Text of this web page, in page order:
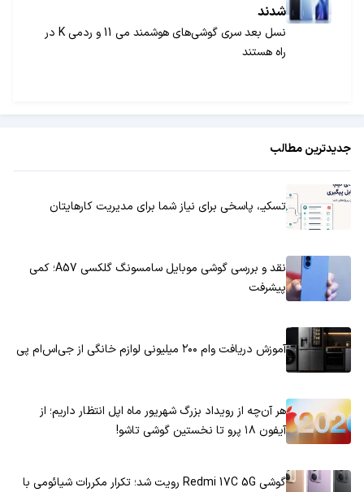
شدند
نسل بعد سری گوشی‌های هوشمند می 11 و ردمی K در
راه هستند
جدیدترین مطالب
تسکیـ، پاسخی برای نیاز شما برای مدیریت کارهایتان
نقد و بررسی گوشی موبایل سامسونگ گلکسی A57؛ کمی
پیشرفت
آموزش دریافت وام ۲۰۰ میلیونی لوازم خانگی از جی‌اس‌ام پی
هر آن‌چه از رویداد بزرگ شهریور ماه اپل انتظار داریم؛ از
آیفون ۱۸ پرو تا نخستین گوشی تاشو!
گوشی Redmi 17C 5G رویت شد؛ تکرار مکررات شیائومی با